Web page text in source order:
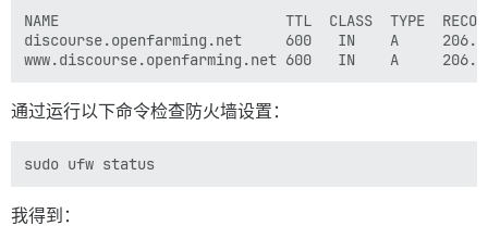
NAME                          TTL  CLASS  TYPE
discourse.openfarming.net     600   IN    A
通过运行以下命令检查防火墙设置：
我得到：